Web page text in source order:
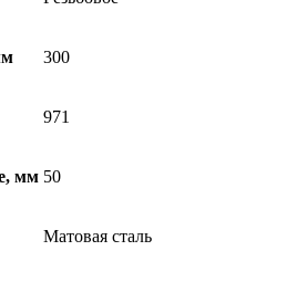
300
971
мм 50
Матовая сталь